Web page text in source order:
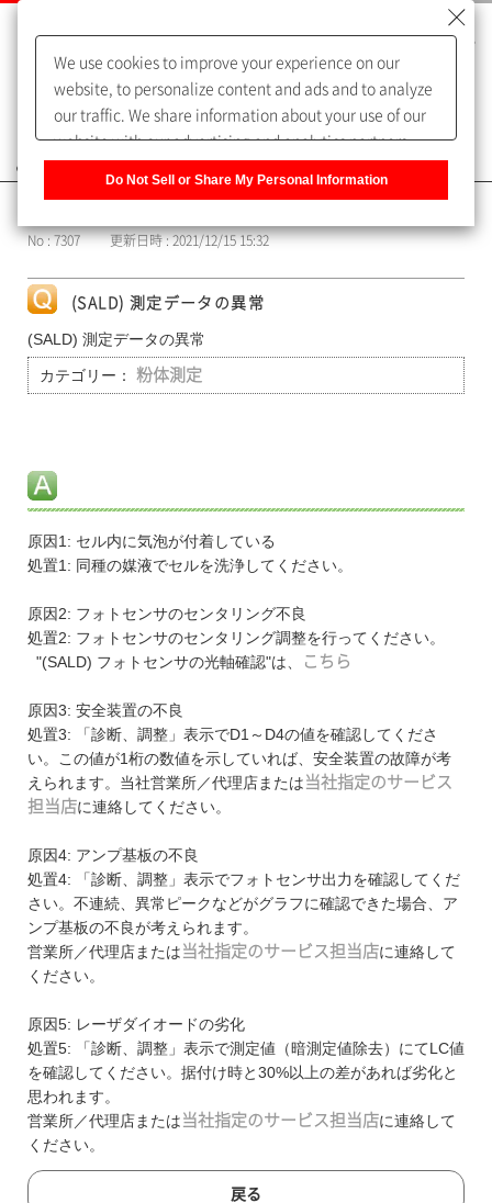
よくあるご質問（FAQ）
No : 7307 更新日時 : 2021/12/15 15:32
(SALD) 測定データの異常
(SALD) 測定データの異常
カテゴリー： 粉体測定
原因1: セル内に気泡が付着している
処置1: 同種の媒液でセルを洗浄してください。
原因2: フォトセンサのセンタリング不良
処置2: フォトセンサのセンタリング調整を行ってください。
"(SALD) フォトセンサの光軸確認"は、
こちら
原因3: 安全装置の不良
処置3: 「診断、調整」表示でD1～D4の値を確認してくださ
い。この値が1桁の数値を示していれば、安全装置の故障が考
えられます。当社営業所／代理店または 当社指定のサービス
担当店に連絡してください。
原因4: アンプ基板の不良
処置4: 「診断、調整」表示でフォトセンサ出力を確認してくだ
さい。不連続、異常ピークなどがグラフに確認できた場合、ア
ンプ基板の不良が考えられます。
営業所／代理店または 当社指定のサービス担当店に連絡して
ください。
原因5: レーザダイオードの劣化
処置5: 「診断、調整」表示で測定値（暗測定値除去）にてLC値
を確認してください。据付け時と30%以上の差があれば劣化と
思われます。
営業所／代理店または 当社指定のサービス担当店に連絡して
ください。
戻る
We use cookies to improve your experience on our
website, to personalize content and ads and to analyze
our traffic. We share information about your use of our
website with our advertising and analytics partners,
of our sharing information about you with our partners.
Information] to customize your cookie settings on our
Do Not Sell or Share My Personal Information